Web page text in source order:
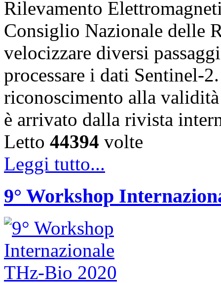
Rilevamento
Consiglio Nazionale delle
velocizzare diversi
processare i dati Sentinel-
riconoscimento alla
è arrivato dalla rivista
Letto 44394 volte
Leggi tutto...
9° Workshop